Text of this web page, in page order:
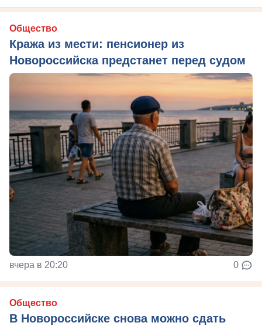
Общество
Кража из мести: пенсионер из
Новороссийска предстанет перед судом
вчера в 20:20 0
Общество
В Новороссийске снова можно сдать